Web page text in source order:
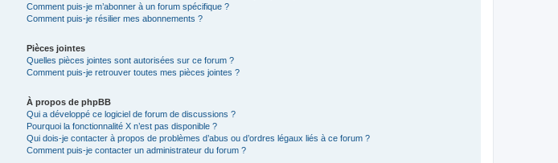
Comment puis-je m’abonner à un forum spécifique ?
Comment puis-je résilier mes abonnements ?
Pièces jointes
Quelles pièces jointes sont autorisées sur ce forum ?
Comment puis-je retrouver toutes mes pièces jointes ?
À propos de phpBB
Qui a développé ce logiciel de forum de discussions ?
Pourquoi la fonctionnalité X n’est pas disponible ?
Qui dois-je contacter à propos de problèmes d’abus ou d’ordres légaux liés à ce forum ?
Comment puis-je contacter un administrateur du forum ?